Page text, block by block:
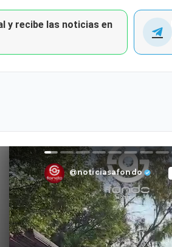
y recibe las noticias en
@noticiasafondo